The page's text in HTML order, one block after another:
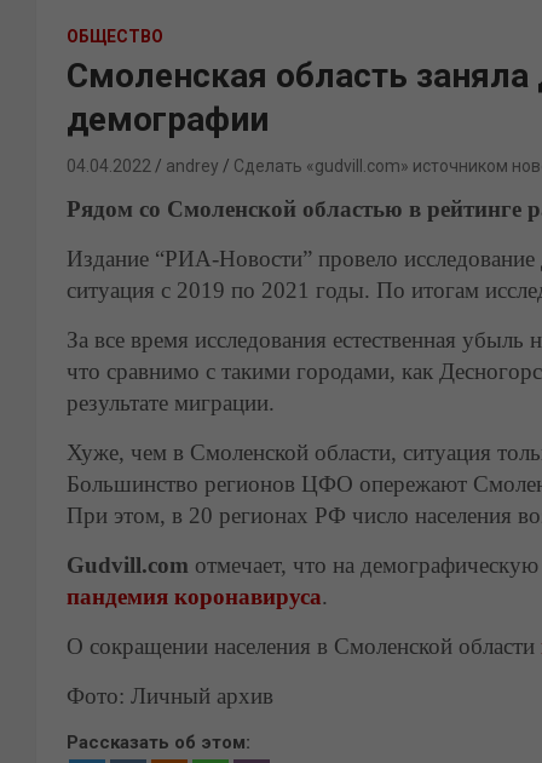
ОБЩЕСТВО
Смоленская область заняла
демографии
04.04.2022 andrey Сделать «gudvill.com» источником
Рядом со Смоленской областью в рейтинге
Издание “РИА-Новости” провело
ситуация с 2019 по 2021 годы. По итогам
За все время исследования естественная
что сравнимо с такими городами, как
результате миграции.
Хуже, чем в Смоленской области, ситуация
Большинство регионов ЦФО опережают
При этом, в 20 регионах РФ число населения
Gudvill.com отмечает, что на
пандемия коронавируса.
О сокращении населения в Смоленской области
Фото: Личный архив
Рассказать об этом: